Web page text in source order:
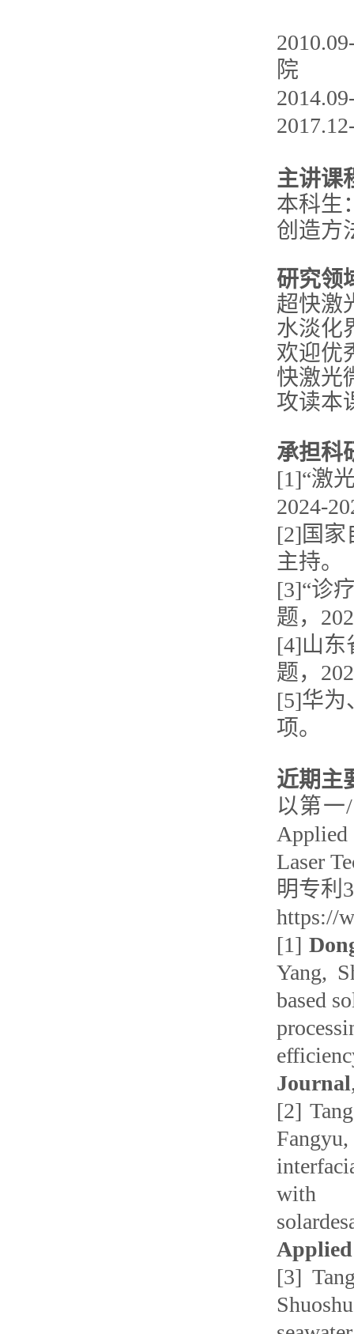
院
主讲课
本科生
创造方
研究领
超快激
水淡化
欢迎优
快激光
攻读本
承担科
[1]“激
2024-
[2]国家
主持。
[3]“诊
题，
[4]山东
题，
[5]华为
项。
近期主
以第一
Laser
明专利
https://
[1]
Yang,
based
Journal
[2]
with
[3]